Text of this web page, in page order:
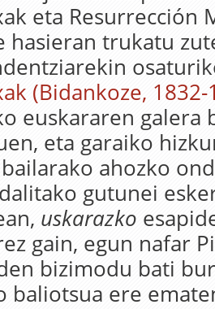
eta Resurrección
hasieran trukatu
(Bidankoze, 1832-
euskararen galera
eta garaiko
ahozko
gutunei
uskarazko
gain, egun nafar
bizimodu bati
baliotsua ere